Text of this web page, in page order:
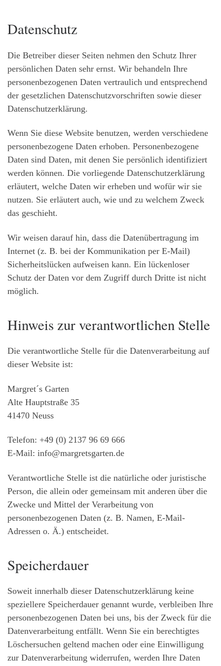
Datenschutz
Die Betreiber dieser Seiten nehmen den Schutz Ihrer
persönlichen Daten sehr ernst. Wir behandeln Ihre
personenbezogenen Daten vertraulich und entsprechend
der gesetzlichen Datenschutzvorschriften sowie dieser
Datenschutzerklärung.
Wenn Sie diese Website benutzen, werden verschiedene
personenbezogene Daten erhoben. Personenbezogene
Daten sind Daten, mit denen Sie persönlich identifiziert
werden können. Die vorliegende Datenschutzerklärung
erläutert, welche Daten wir erheben und wofür wir sie
nutzen. Sie erläutert auch, wie und zu welchem Zweck
das geschieht.
Wir weisen darauf hin, dass die Datenübertragung im
Internet (z. B. bei der Kommunikation per E-Mail)
Sicherheitslücken aufweisen kann. Ein lückenloser
Schutz der Daten vor dem Zugriff durch Dritte ist nicht
möglich.
Hinweis zur verantwortlichen Stelle
Die verantwortliche Stelle für die Datenverarbeitung auf
dieser Website ist:
Margret´s Garten
Alte Hauptstraße 35
41470 Neuss
Telefon: +49 (0) 2137 96 69 666
E-Mail: info@margretsgarten.de
Verantwortliche Stelle ist die natürliche oder juristische
Person, die allein oder gemeinsam mit anderen über die
Zwecke und Mittel der Verarbeitung von
personenbezogenen Daten (z. B. Namen, E-Mail-
Adressen o. Ä.) entscheidet.
Speicherdauer
Soweit innerhalb dieser Datenschutzerklärung keine
speziellere Speicherdauer genannt wurde, verbleiben Ihre
personenbezogenen Daten bei uns, bis der Zweck für die
Datenverarbeitung entfällt. Wenn Sie ein berechtigtes
Löschersuchen geltend machen oder eine Einwilligung
zur Datenverarbeitung widerrufen, werden Ihre Daten